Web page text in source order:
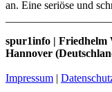
an. Eine seriöse und
spur1info | Friedhelm
Hannover
Impressum |